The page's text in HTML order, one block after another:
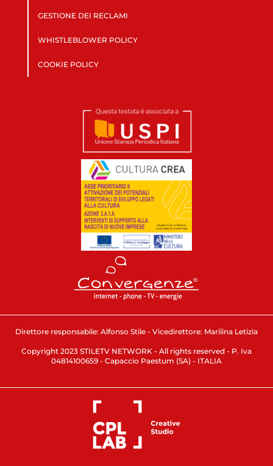
GESTIONE DEI RECLAMI
WHISTLEBLOWER POLICY
COOKIE POLICY
Direttore responsabile: Alfonso Stile - Vicedirettore: Marilina Letizia
Copyright 2023 STILETV NETWORK - All rights reserved - P. Iva
04814100659 - Capaccio Paestum (SA) - ITALIA